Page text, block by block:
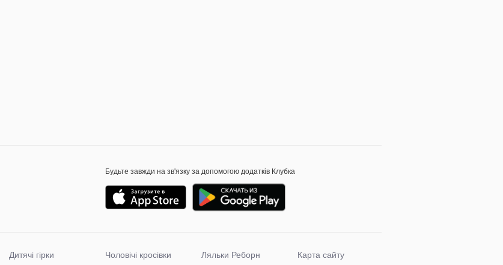
Будьте завжди на зв'язку за допомогою додатків Клубка
Дитячі гірки
Чоловічі кросівки
Ляльки Реборн
Карта сайту